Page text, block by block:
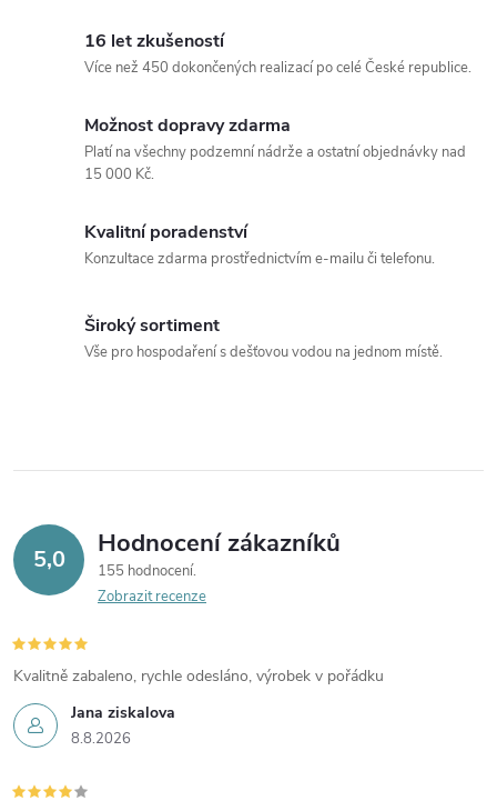
16 let zkušeností
Více než 450 dokončených realizací po celé České republice.
Možnost dopravy zdarma
Platí na všechny podzemní nádrže a ostatní objednávky nad
15 000 Kč.
Kvalitní poradenství
Konzultace zdarma prostřednictvím e-mailu či telefonu.
Široký sortiment
Vše pro hospodaření s dešťovou vodou na jednom místě.
5,0 Hodnocení zákazníků
155 hodnocení
Zobrazit recenze
Jana ziskalova
8.8.2026
Kvalitně zabaleno, rychle odesláno, výrobek v pořádku